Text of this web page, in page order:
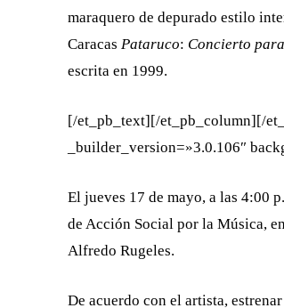
maraquero de depurado estilo
Caracas Pataruco: Concierto para
escrita en 1999.
[/et_pb_text][/et_pb_column][/
_builder_version=»3.0.106″
El jueves 17 de mayo, a las 4:00
de Acción Social por la Música,
Alfredo Rugeles.
De acuerdo con el artista,